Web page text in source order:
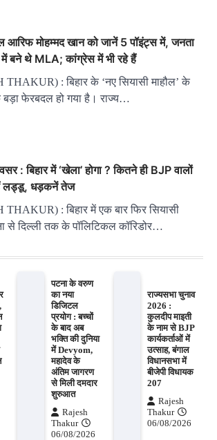
आरिफ मोहम्मद खान को जानें 5 पॉइंट्स में, जनता
में बने थे MLA; कांग्रेस में भी रहे हैं
: बिहार के ‘नए सियासी माहौल’ के
बड़ा फेरबदल हो गया है। राज्य…
: बिहार में ‘खेला’ होगा ? कितने ही BJP वालों
लड्डू, धड़कनें तेज
: बिहार में एक बार फिर सियासी
दिल्ली तक के पॉलिटिकल कॉरिडोर…
पटना के वरुण
का नया
डिजिटल
प्रयोग : बच्चों
के बाद अब
भक्ति की दुनिया
में Devyom,
महादेव के
अंतिम जागरण
से मिली दमदार
शुरुआत
Rajesh
Thakur
06/08/2026
राज्यसभा चुनाव
2026 :
कुलदीप माइती
के नाम से BJP
कार्यकर्ताओं में
उत्साह, बंगाल
विधानसभा में
बीजेपी विधायक
207
Rajesh
Thakur
06/08/2026